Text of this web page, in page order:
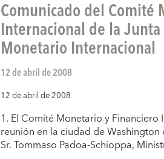
Comunicado del Comité
Internacional de la
Monetario Internacional
12 de abril de 2008
12 de abril de 2008
1. El Comité Monetario y
reunión en la ciudad de
Sr. Tommaso Padoa-Schioppa,